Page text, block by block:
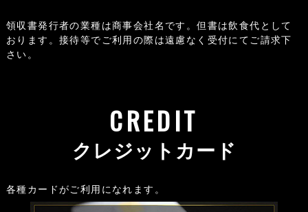
領収書発行者の業種は商事会社名です。但書は飲食代として
おります。接待等でご利用の際は遠慮なく受付にてご請求下
さい。
CREDIT
クレジットカード
各種カードがご利用になれます。